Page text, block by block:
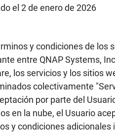
el 2 de enero de 2026
y condiciones de los
entre QNAP Systems,
los servicios y los sitios
colectivamente
por parte del
en la nube, el Usuario
y condiciones adicionales